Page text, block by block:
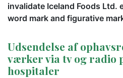
invalidate Iceland Foods Ltd.
word mark and figurative
Udsendelse af
værker via tv og radio
hospitaler